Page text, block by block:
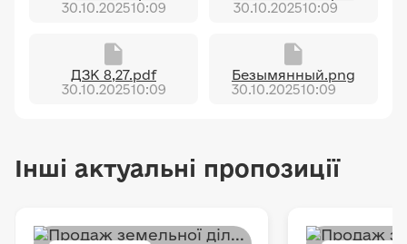
30.10.202510:09
30.10.202510:09
ДЗК 8,27.pdf
30.10.202510:09
Безымянный.png
30.10.202510:09
Інші актуальні пропозиції